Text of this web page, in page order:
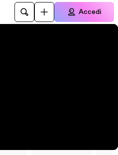
Accedi